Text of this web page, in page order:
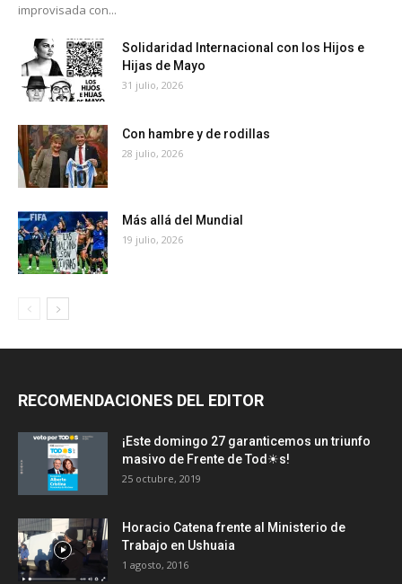
improvisada con...
Solidaridad Internacional con los Hijos e
Hijas de Mayo
31 julio, 2026
Con hambre y de rodillas
28 julio, 2026
Más allá del Mundial
19 julio, 2026
RECOMENDACIONES DEL EDITOR
¡Este domingo 27 garanticemos un triunfo
masivo de Frente de Tod☀s!
25 octubre, 2019
Horacio Catena frente al Ministerio de
Trabajo en Ushuaia
1 agosto, 2016